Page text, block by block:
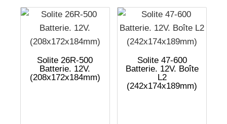
Solite 26R-500
Batterie. 12V.
(208x172x184mm)
Solite 47-600
Batterie. 12V. Boîte
L2
(242x174x189mm)